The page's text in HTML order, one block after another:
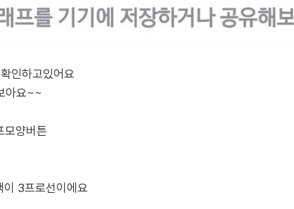
인하고있어요
아요~~
모양버튼
3프로선이에요